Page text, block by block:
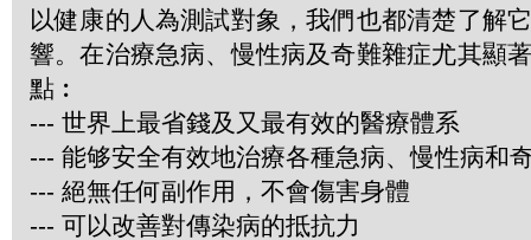
以健康的人為測試對象，我們也都清楚了解
響。在治療急病、慢性病及奇難雜症尤其顯
點︰
--- 世界上最省錢及又最有效的醫療體系
--- 能够安全有效地治療各種急病、慢性病和
--- 絕無任何副作用，不會傷害身體
--- 可以改善對傳染病的抵抗力